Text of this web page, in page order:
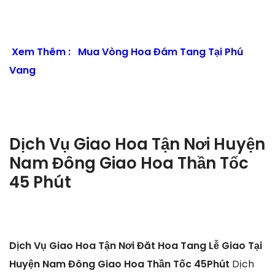
Xem Thêm : Mua Vòng Hoa Đám Tang Tại Phú
Vang
Dịch Vụ Giao Hoa Tận Nơi Huyện
Nam Đông Giao Hoa Thần Tốc
45 Phút
Dịch Vụ Giao Hoa Tận Nơi Đăt Hoa Tang Lễ Giao Tại
Huyện Nam Đông Giao Hoa Thần Tốc 45Phút Dịch